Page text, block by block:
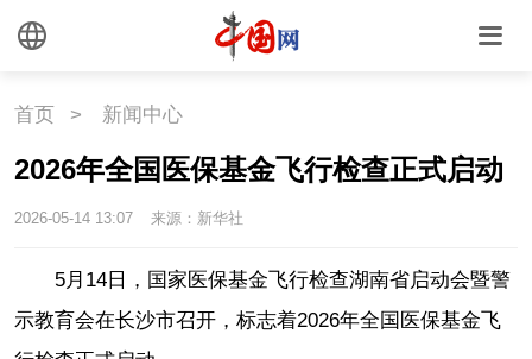
旅游
悦读
中国瓷
助残
首页 > 新闻中心
2026年全国医保基金飞行检查正式启动
2026-05-14 13:07 来源：新华社
5月14日，国家医保基金飞行检查湖南省启动会暨警
示教育会在长沙市召开，标志着2026年全国医保基金飞